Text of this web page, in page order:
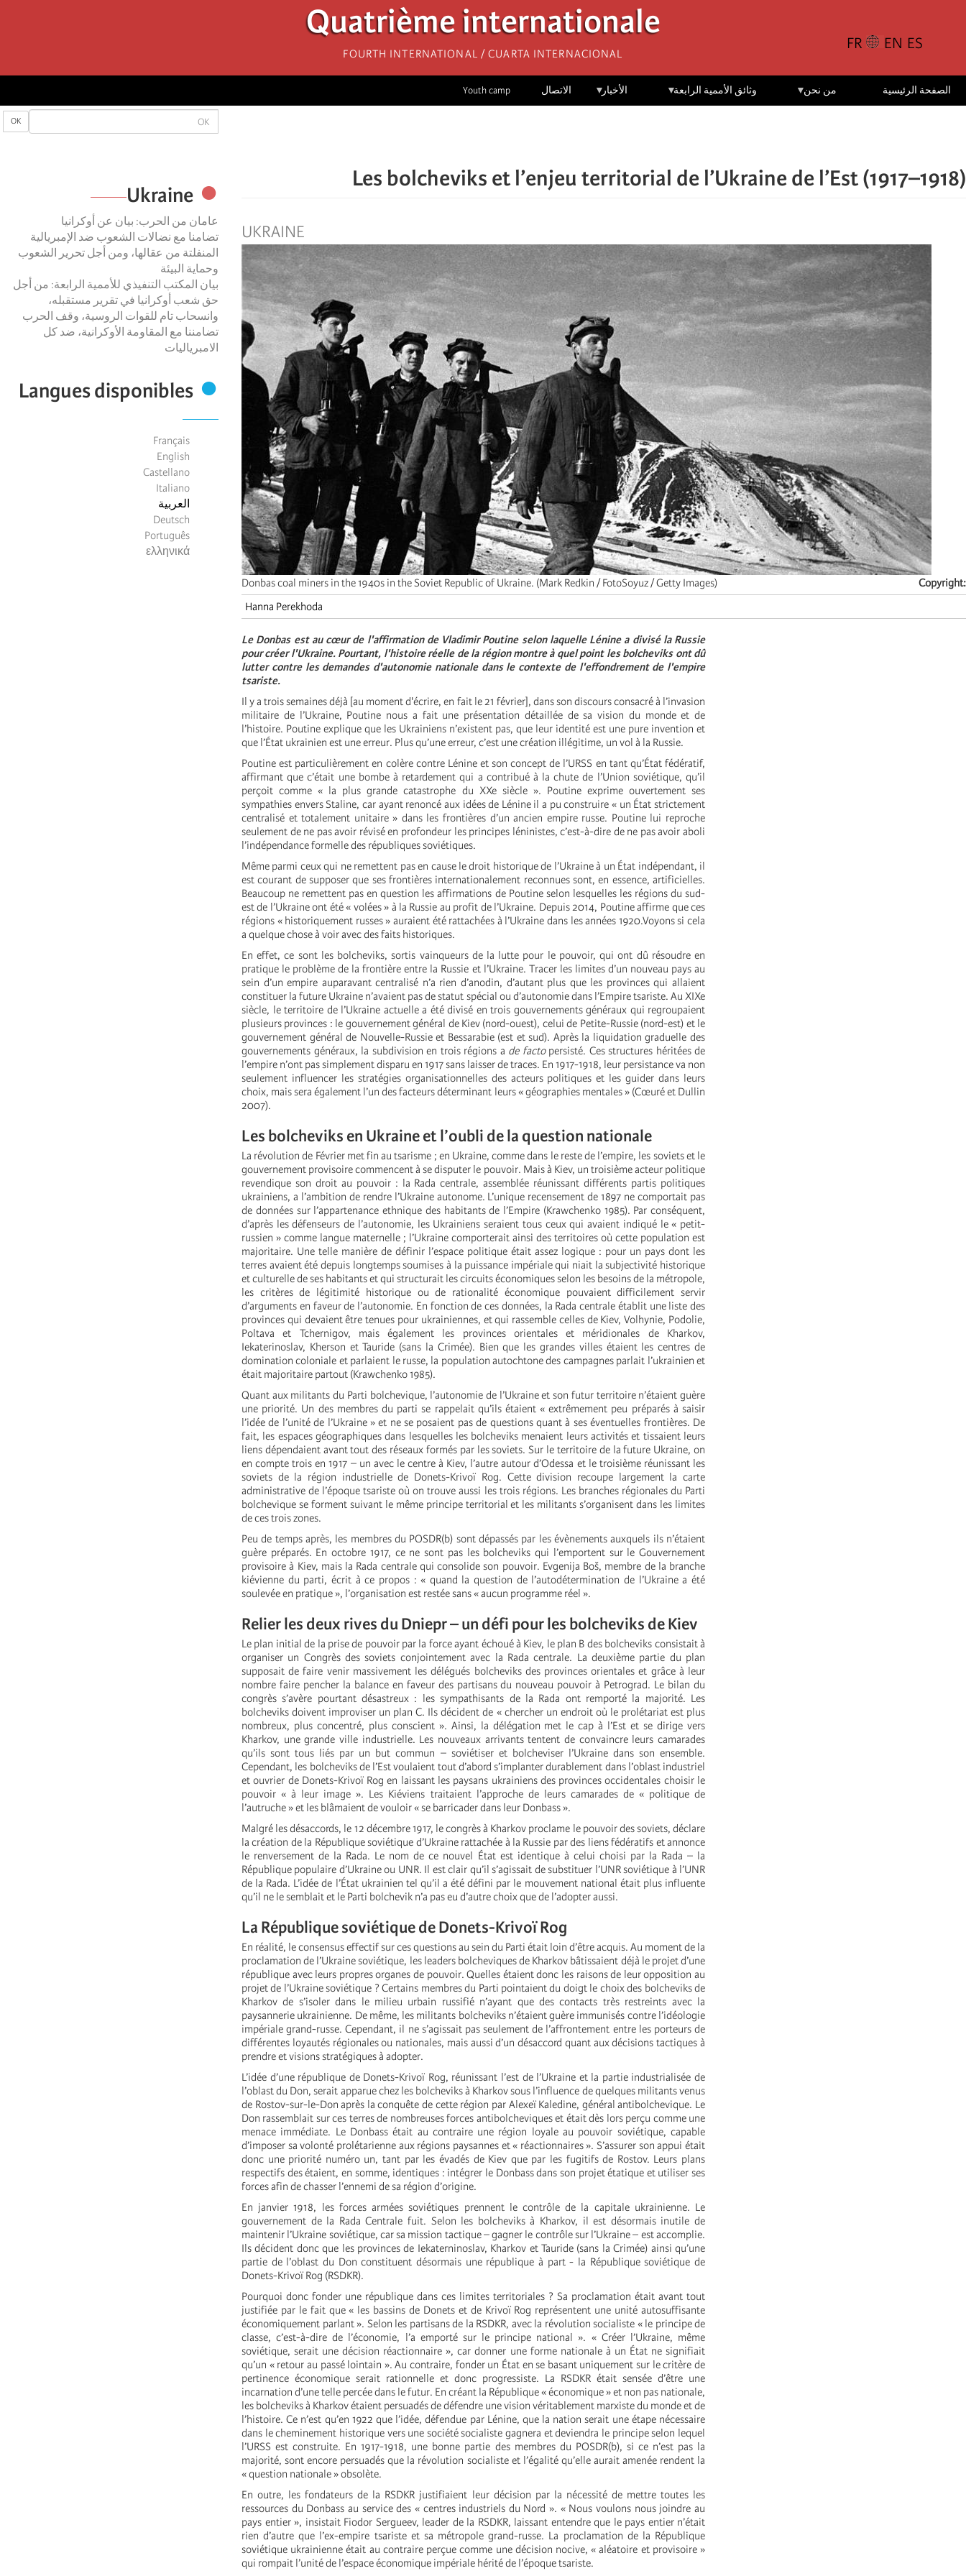
Quatrième internationale
Fourth International / Cuarta Internacional
الصفحة الرئيسية من نحن وثائق الأممية الرابعة الأخبار الاتصال Youth camp
OK
OK
Ukraine
عامان من الحرب: بيان عن أوكرانيا
تضامنا مع نضالات الشعوب ضد الإمبريالية
المنفلتة من عقالها، ومن أجل تحرير الشعوب
وحماية البيئة
بيان المكتب التنفيذي للأممية الرابعة: من أجل
حق شعب أوكرانيا في تقرير مستقبله،
وانسحاب تام للقوات الروسية، وقف الحرب
تضامننا مع المقاومة الأوكرانية، ضد كل
الامبرياليات
Langues disponibles
Français
English
Castellano
Italiano
العربية
Deutsch
Português
ελληνικά
Les bolcheviks et l’enjeu territorial de l’Ukraine de l’Est (1917–1918)
UKRAINE
Copyright
Donbas coal miners in the 1940s in the Soviet Republic of Ukraine. (Mark Redkin / FotoSoyuz / Getty Images)
Hanna Perekhoda
Le Donbas est au cœur de l'affirmation de Vladimir Poutine selon laquelle Lénine a divisé la Russie
pour créer l'Ukraine. Pourtant, l'histoire réelle de la région montre à quel point les bolcheviks ont dû
lutter contre les demandes d'autonomie nationale dans le contexte de l'effondrement de l'empire
tsariste.
Il y a trois semaines déjà [au moment d'écrire, en fait le 21 février], dans son discours consacré à l’invasion
militaire de l’Ukraine, Poutine nous a fait une présentation détaillée de sa vision du monde et de
l’histoire. Poutine explique que les Ukrainiens n’existent pas, que leur identité est une pure invention et
que l’État ukrainien est une erreur. Plus qu’une erreur, c’est une création illégitime, un vol à la Russie.
Poutine est particulièrement en colère contre Lénine et son concept de l’URSS en tant qu’État fédératif,
affirmant que c’était une bombe à retardement qui a contribué à la chute de l’Union soviétique, qu’il
perçoit comme « la plus grande catastrophe du XXe siècle ». Poutine exprime ouvertement ses
sympathies envers Staline, car ayant renoncé aux idées de Lénine il a pu construire « un État strictement
centralisé et totalement unitaire » dans les frontières d’un ancien empire russe. Poutine lui reproche
seulement de ne pas avoir révisé en profondeur les principes léninistes, c’est-à-dire de ne pas avoir aboli
l’indépendance formelle des républiques soviétiques.
Même parmi ceux qui ne remettent pas en cause le droit historique de l’Ukraine à un État indépendant, il
est courant de supposer que ses frontières internationalement reconnues sont, en essence, artificielles.
Beaucoup ne remettent pas en question les affirmations de Poutine selon lesquelles les régions du sud-
est de l’Ukraine ont été « volées » à la Russie au profit de l’Ukraine. Depuis 2014, Poutine affirme que ces
régions « historiquement russes » auraient été rattachées à l’Ukraine dans les années 1920.Voyons si cela
a quelque chose à voir avec des faits historiques.
En effet, ce sont les bolcheviks, sortis vainqueurs de la lutte pour le pouvoir, qui ont dû résoudre en
pratique le problème de la frontière entre la Russie et l’Ukraine. Tracer les limites d’un nouveau pays au
sein d’un empire auparavant centralisé n’a rien d’anodin, d’autant plus que les provinces qui allaient
constituer la future Ukraine n’avaient pas de statut spécial ou d’autonomie dans l’Empire tsariste. Au XIXe
siècle, le territoire de l’Ukraine actuelle a été divisé en trois gouvernements généraux qui regroupaient
plusieurs provinces : le gouvernement général de Kiev (nord-ouest), celui de Petite-Russie (nord-est) et le
gouvernement général de Nouvelle-Russie et Bessarabie (est et sud). Après la liquidation graduelle des
gouvernements généraux, la subdivision en trois régions a de factopersisté. Ces structures héritées de
l’empire n’ont pas simplement disparu en 1917 sans laisser de traces. En 1917-1918, leur persistance va non
seulement influencer les stratégies organisationnelles des acteurs politiques et les guider dans leurs
choix, mais sera également l’un des facteurs déterminant leurs « géographies mentales » (Cœuré et Dullin
2007).
Les bolcheviks en Ukraine et l’oubli de la question nationale
La révolution de Février met fin au tsarisme ; en Ukraine, comme dans le reste de l’empire, les soviets et le
gouvernement provisoire commencent à se disputer le pouvoir. Mais à Kiev, un troisième acteur politique
revendique son droit au pouvoir : la Rada centrale, assemblée réunissant différents partis politiques
ukrainiens, a l’ambition de rendre l’Ukraine autonome. L’unique recensement de 1897 ne comportait pas
de données sur l’appartenance ethnique des habitants de l’Empire (Krawchenko 1985). Par conséquent,
d’après les défenseurs de l’autonomie, les Ukrainiens seraient tous ceux qui avaient indiqué le « petit-
russien » comme langue maternelle ; l’Ukraine comporterait ainsi des territoires où cette population est
majoritaire. Une telle manière de définir l’espace politique était assez logique : pour un pays dont les
terres avaient été depuis longtemps soumises à la puissance impériale qui niait la subjectivité historique
et culturelle de ses habitants et qui structurait les circuits économiques selon les besoins de la métropole,
les critères de légitimité historique ou de rationalité économique pouvaient difficilement servir
d’arguments en faveur de l’autonomie. En fonction de ces données, la Rada centrale établit une liste des
provinces qui devaient être tenues pour ukrainiennes, et qui rassemble celles de Kiev, Volhynie, Podolie,
Poltava et Tchernigov, mais également les provinces orientales et méridionales de Kharkov,
Iekaterinoslav, Kherson et Tauride (sans la Crimée). Bien que les grandes villes étaient les centres de
domination coloniale et parlaient le russe, la population autochtone des campagnes parlait l’ukrainien et
était majoritaire partout (Krawchenko 1985).
Quant aux militants du Parti bolchevique, l’autonomie de l’Ukraine et son futur territoire n’étaient guère
une priorité. Un des membres du parti se rappelait qu’ils étaient « extrêmement peu préparés à saisir
l’idée de l’unité de l’Ukraine » et ne se posaient pas de questions quant à ses éventuelles frontières. De
fait, les espaces géographiques dans lesquelles les bolcheviks menaient leurs activités et tissaient leurs
liens dépendaient avant tout des réseaux formés par les soviets. Sur le territoire de la future Ukraine, on
en compte trois en 1917 – un avec le centre à Kiev, l’autre autour d’Odessa et le troisième réunissant les
soviets de la région industrielle de Donets-Krivoï Rog. Cette division recoupe largement la carte
administrative de l’époque tsariste où on trouve aussi les trois régions. Les branches régionales du Parti
bolchevique se forment suivant le même principe territorial et les militants s’organisent dans les limites
de ces trois zones.
Peu de temps après, les membres du POSDR(b) sont dépassés par les évènements auxquels ils n’étaient
guère préparés. En octobre 1917, ce ne sont pas les bolcheviks qui l’emportent sur le Gouvernement
provisoire à Kiev, mais la Rada centrale qui consolide son pouvoir. Evgenija Boš, membre de la branche
kiévienne du parti, écrit à ce propos : « quand la question de l’autodétermination de l’Ukraine a été
soulevée en pratique », l’organisation est restée sans « aucun programme réel ».
Relier les deux rives du Dniepr – un défi pour les bolcheviks de Kiev
Le plan initial de la prise de pouvoir par la force ayant échoué à Kiev, le plan B des bolcheviks consistait à
organiser un Congrès des soviets conjointement avec la Rada centrale. La deuxième partie du plan
supposait de faire venir massivement les délégués bolcheviks des provinces orientales et grâce à leur
nombre faire pencher la balance en faveur des partisans du nouveau pouvoir à Petrograd. Le bilan du
congrès s’avère pourtant désastreux : les sympathisants de la Rada ont remporté la majorité. Les
bolcheviks doivent improviser un plan C. Ils décident de « chercher un endroit où le prolétariat est plus
nombreux, plus concentré, plus conscient ». Ainsi, la délégation met le cap à l’Est et se dirige vers
Kharkov, une grande ville industrielle. Les nouveaux arrivants tentent de convaincre leurs camarades
qu’ils sont tous liés par un but commun – soviétiser et bolcheviser l’Ukraine dans son ensemble.
Cependant, les bolcheviks de l’Est voulaient tout d’abord s’implanter durablement dans l’oblast industriel
et ouvrier de Donets-Krivoï Rog en laissant les paysans ukrainiens des provinces occidentales choisir le
pouvoir « à leur image ». Les Kiéviens traitaient l’approche de leurs camarades de « politique de
l’autruche » et les blâmaient de vouloir « se barricader dans leur Donbass ».
Malgré les désaccords, le 12 décembre 1917, le congrès à Kharkov proclame le pouvoir des soviets, déclare
la création de la République soviétique d’Ukraine rattachée à la Russie par des liens fédératifs et annonce
le renversement de la Rada. Le nom de ce nouvel État est identique à celui choisi par la Rada – la
République populaire d’Ukraine ou UNR. Il est clair qu’il s’agissait de substituer l’UNR soviétique à l’UNR
de la Rada. L’idée de l’État ukrainien tel qu’il a été défini par le mouvement national était plus influente
qu’il ne le semblait et le Parti bolchevik n’a pas eu d’autre choix que de l’adopter aussi.
La République soviétique de Donets-Krivoï Rog
En réalité, le consensus effectif sur ces questions au sein du Parti était loin d’être acquis. Au moment de la
proclamation de l’Ukraine soviétique, les leaders bolcheviques de Kharkov bâtissaient déjà le projet d’une
république avec leurs propres organes de pouvoir. Quelles étaient donc les raisons de leur opposition au
projet de l’Ukraine soviétique ? Certains membres du Parti pointaient du doigt le choix des bolcheviks de
Kharkov de s’isoler dans le milieu urbain russifié n’ayant que des contacts très restreints avec la
paysannerie ukrainienne. De même, les militants bolcheviks n’étaient guère immunisés contre l’idéologie
impériale grand-russe. Cependant, il ne s’agissait pas seulement de l’affrontement entre les porteurs de
différentes loyautés régionales ou nationales, mais aussi d’un désaccord quant aux décisions tactiques à
prendre et visions stratégiques à adopter.
L’idée d’une république de Donets-Krivoï Rog, réunissant l’est de l’Ukraine et la partie industrialisée de
l’oblast du Don, serait apparue chez les bolcheviks à Kharkov sous l’influence de quelques militants venus
de Rostov-sur-le-Don après la conquête de cette région par Alexeï Kaledine, général antibolchevique. Le
Don rassemblait sur ces terres de nombreuses forces antibolcheviques et était dès lors perçu comme une
menace immédiate. Le Donbass était au contraire une région loyale au pouvoir soviétique, capable
d’imposer sa volonté prolétarienne aux régions paysannes et « réactionnaires ». S’assurer son appui était
donc une priorité numéro un, tant par les évadés de Kiev que par les fugitifs de Rostov. Leurs plans
respectifs des étaient, en somme, identiques : intégrer le Donbass dans son projet étatique et utiliser ses
forces afin de chasser l’ennemi de sa région d’origine.
En janvier 1918, les forces armées soviétiques prennent le contrôle de la capitale ukrainienne. Le
gouvernement de la Rada Centrale fuit. Selon les bolcheviks à Kharkov, il est désormais inutile de
maintenir l’Ukraine soviétique, car sa mission tactique – gagner le contrôle sur l’Ukraine – est accomplie.
Ils décident donc que les provinces de Iekaterninoslav, Kharkov et Tauride (sans la Crimée) ainsi qu’une
partie de l’oblast du Don constituent désormais une république à part - la République soviétique de
Donets-Krivoï Rog (RSDKR).
Pourquoi donc fonder une république dans ces limites territoriales ? Sa proclamation était avant tout
justifiée par le fait que « les bassins de Donets et de Krivoï Rog représentent une unité autosuffisante
économiquement parlant ». Selon les partisans de la RSDKR, avec la révolution socialiste « le principe de
classe, c’est-à-dire de l’économie, l’a emporté sur le principe national ». « Créer l’Ukraine, même
soviétique, serait une décision réactionnaire », car donner une forme nationale à un État ne signifiait
qu’un « retour au passé lointain ». Au contraire, fonder un État en se basant uniquement sur le critère de
pertinence économique serait rationnelle et donc progressiste. La RSDKR était sensée d’être une
incarnation d’une telle percée dans le futur. En créant la République « économique » et non pas nationale,
les bolcheviks à Kharkov étaient persuadés de défendre une vision véritablement marxiste du monde et de
l’histoire. Ce n’est qu’en 1922 que l’idée, défendue par Lénine, que la nation serait une étape nécessaire
dans le cheminement historique vers une société socialiste gagnera et deviendra le principe selon lequel
l’URSS est construite. En 1917-1918, une bonne partie des membres du POSDR(b), si ce n’est pas la
majorité, sont encore persuadés que la révolution socialiste et l’égalité qu’elle aurait amenée rendent la
« question nationale » obsolète.
En outre, les fondateurs de la RSDKR justifiaient leur décision par la nécessité de mettre toutes les
ressources du Donbass au service des « centres industriels du Nord ». « Nous voulons nous joindre au
pays entier », insistait Fiodor Sergueev, leader de la RSDKR, laissant entendre que le pays entier n’était
rien d’autre que l’ex-empire tsariste et sa métropole grand-russe. La proclamation de la République
soviétique ukrainienne était au contraire perçue comme une décision nocive, « aléatoire et provisoire »
qui rompait l’unité de l’espace économique impériale hérité de l’époque tsariste.